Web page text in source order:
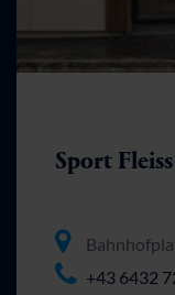
Sport
+43 6432